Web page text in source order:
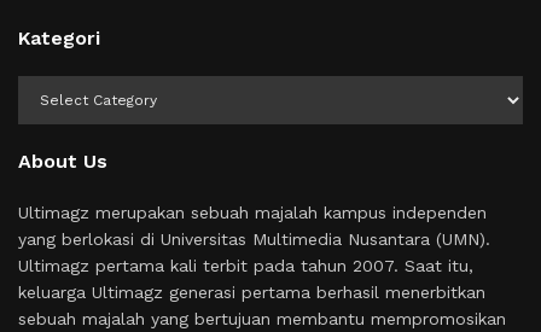
Kategori
About Us
Ultimagz merupakan sebuah majalah kampus independen
yang berlokasi di Universitas Multimedia Nusantara (UMN).
Ultimagz pertama kali terbit pada tahun 2007. Saat itu,
keluarga Ultimagz generasi pertama berhasil menerbitkan
sebuah majalah yang bertujuan membantu mempromosikan